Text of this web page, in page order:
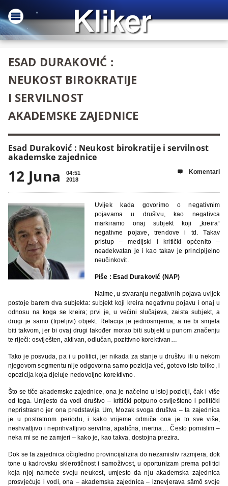
ESAD DURAKOVIĆ :
NEUKOST BIROKRATIJE
I SERVILNOST
AKADEMSKE ZAJEDNICE
Esad Duraković : Neukost birokratije i servilnost
akademske zajednice
12 Juna
04:51
2018
 Komentari
Uvijek kada govorimo o negativnim
pojavama u društvu, kao negativca
markiramo onaj subjekt koji „kreira“
negativne pojave, trendove i td. Takav
pristup – medijski i kritički općenito –
neadekvatan je i kao takav je principijelno
neučinkovit.
Piše : Esad Duraković (NAP)
Naime, u stvaranju negativnih pojava uvijek
postoje barem dva subjekta: subjekt koji kreira negativnu pojavu i onaj u
odnosu na koga se kreira; prvi je, u većini slučajeva, zaista subjekt, a
drugi je samo (trpeljivi) objekt. Relacija je jednosmjerna, a ne bi smjela
biti takvom, jer bi ovaj drugi također morao biti subjekt u punom značenju
te riječi: osviješten, aktivan, odlučan, pozitivno korektivan…
Tako je posvuda, pa i u politici, jer nikada za stanje u društvu ili u nekom
njegovom segmentu nije odgovorna samo pozicija već, gotovo isto toliko, i
opozicija koja djeluje nedovoljno korektivno.
Što se tiče akademske zajednice, ona je načelno u istoj poziciji, čak i više
od toga. Umjesto da vodi društvo – kritički potpuno osviješteno i politički
nepristrasno jer ona predstavlja Um, Mozak svoga društva – ta zajednica
je u postratnom periodu, i kako vrijeme odmiče ona je to sve više,
neshvatljivo i neprihvatljivo servilna, apatična, inertna… Često pomislim –
neka mi se ne zamjeri – kako je, kao takva, dostojna prezira.
Dok se ta zajednica očigledno provincijalizira do nezamisliv razmjera, dok
tone u kadrovsku sklerotičnost i samoživost, u oportunizam prema politici
koja njoj nameće svoju neukost, umjesto da nju akademska zajednica
prosvjećuje i vodi, ona – akademska zajednica – iznevjerava sāmō svoje